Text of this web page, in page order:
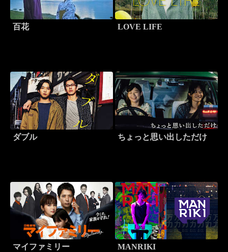
百花 LOVE LIFE
ダブル ちょっと思い出しただけ
マイファミリー MANRIKI